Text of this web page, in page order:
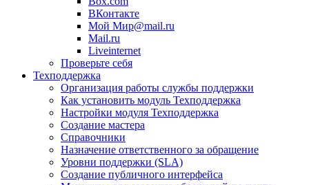
ВКонтакте
Мой Мир@mail.ru
Mail.ru
Liveinternet
Проверьте себя
Техподдержка
Организация работы службы поддержки
Как установить модуль Техподдержка
Настройки модуля Техподдержка
Создание мастера
Справочники
Назначение ответственного за обращение
Уровни поддержки (SLA)
Создание публичного интерфейса